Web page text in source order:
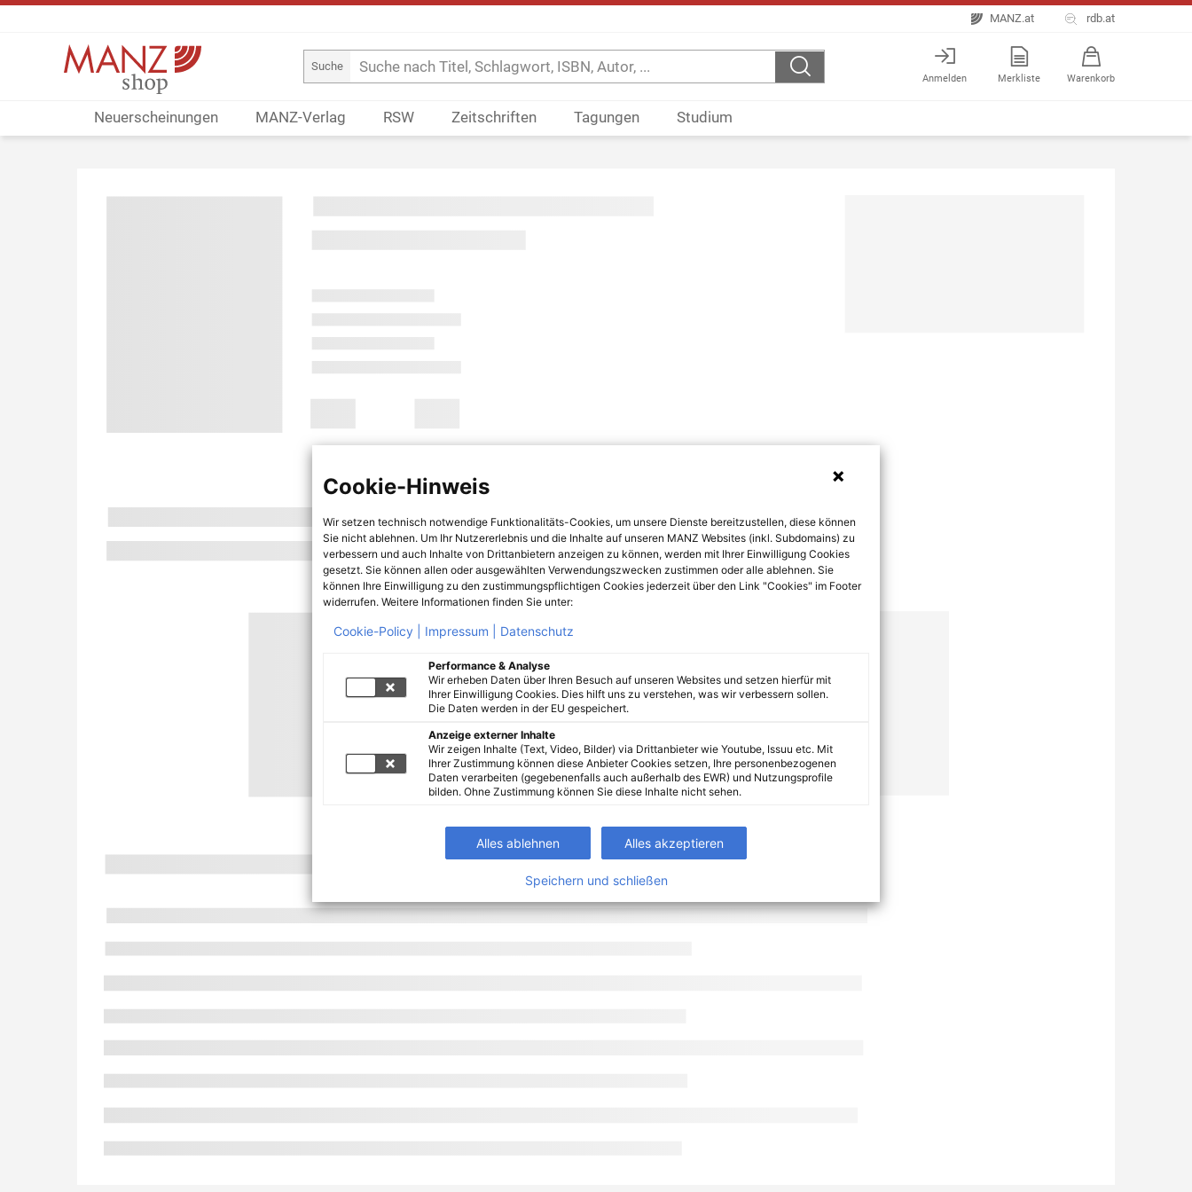
MANZ.at rdb.at
Suche
Anmelden Merkliste Warenkorb
Neuerscheinungen MANZ-Verlag RSW Zeitschriften Tagungen Studium
Cookie-Hinweis
Wir setzen technisch notwendige Funktionalitäts-Cookies, um unsere Dienste bereitzustellen, diese können
Sie nicht ablehnen. Um Ihr Nutzererlebnis und die Inhalte auf unseren MANZ Websites (inkl. Subdomains) zu
verbessern und auch Inhalte von Drittanbietern anzeigen zu können, werden mit Ihrer Einwilligung Cookies
gesetzt. Sie können allen oder ausgewählten Verwendungszwecken zustimmen oder alle ablehnen. Sie
können Ihre Einwilligung zu den zustimmungspflichtigen Cookies jederzeit über den Link "Cookies" im Footer
widerrufen. Weitere Informationen finden Sie unter:
Cookie-Policy | Impressum | Datenschutz
Performance & Analyse
Wir erheben Daten über Ihren Besuch auf unseren Websites und setzen hierfür mit
Ihrer Einwilligung Cookies. Dies hilft uns zu verstehen, was wir verbessern sollen.
Die Daten werden in der EU gespeichert.
Anzeige externer Inhalte
Wir zeigen Inhalte (Text, Video, Bilder) via Drittanbieter wie Youtube, Issuu etc. Mit
Ihrer Zustimmung können diese Anbieter Cookies setzen, Ihre personenbezogenen
Daten verarbeiten (gegebenenfalls auch außerhalb des EWR) und Nutzungsprofile
bilden. Ohne Zustimmung können Sie diese Inhalte nicht sehen.
Alles ablehnen Alles akzeptieren
Speichern und schließen